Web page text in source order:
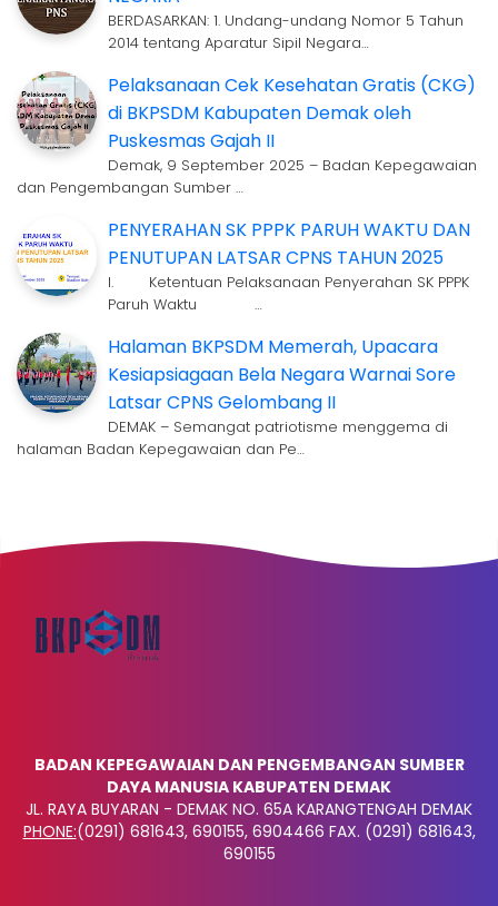
BERDASARKAN: 1. Undang-undang Nomor 5 Tahun
2014 tentang Aparatur Sipil Negara…
Pelaksanaan Cek Kesehatan Gratis (CKG)
di BKPSDM Kabupaten Demak oleh
Puskesmas Gajah II
Demak, 9 September 2025 – Badan Kepegawaian
dan Pengembangan Sumber …
PENYERAHAN SK PPPK PARUH WAKTU DAN
PENUTUPAN LATSAR CPNS TAHUN 2025
I. Ketentuan Pelaksanaan Penyerahan SK PPPK
Paruh Waktu …
Halaman BKPSDM Memerah, Upacara
Kesiapsiagaan Bela Negara Warnai Sore
Latsar CPNS Gelombang II
DEMAK – Semangat patriotisme menggema di
halaman Badan Kepegawaian dan Pe…
BADAN KEPEGAWAIAN DAN PENGEMBANGAN SUMBER
DAYA MANUSIA KABUPATEN DEMAK
JL. RAYA BUYARAN - DEMAK NO. 65A KARANGTENGAH DEMAK
PHONE:(0291) 681643, 690155, 6904466 FAX. (0291) 681643,
690155